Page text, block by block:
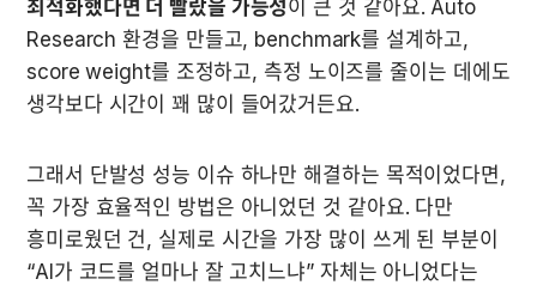
최적화했다면 더 빨랐을 가능성이 큰 것 같아요. Auto
Research 환경을 만들고, benchmark를 설계하고,
score weight를 조정하고, 측정 노이즈를 줄이는 데에도
생각보다 시간이 꽤 많이 들어갔거든요.
그래서 단발성 성능 이슈 하나만 해결하는 목적이었다면,
꼭 가장 효율적인 방법은 아니었던 것 같아요. 다만
흥미로웠던 건, 실제로 시간을 가장 많이 쓰게 된 부분이
“AI가 코드를 얼마나 잘 고치느냐” 자체는 아니었다는